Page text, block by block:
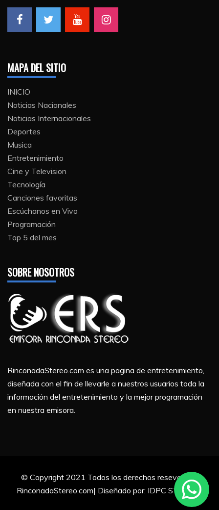
MAPA DEL SITIO
INICIO
Noticias Nacionales
Noticias Internacionales
Deportes
Musica
Entretenimiento
Cine y Television
Tecnología
Canciones favoritas
Escúchanos en Vivo
Programación
Top 5 del mes
SOBRE NOSOTROS
RinconadaStereo.com es una pagina de entretenimiento,
diseñada con el fin de llevarle a nuestros usuarios toda la
información del entretenimiento y la mejor programación
en nuestra emisora.
© Copyright 2021 Todos los derechos resevados |
RinconadaStereo.com| Diseñado por: IDPC STUDIOS